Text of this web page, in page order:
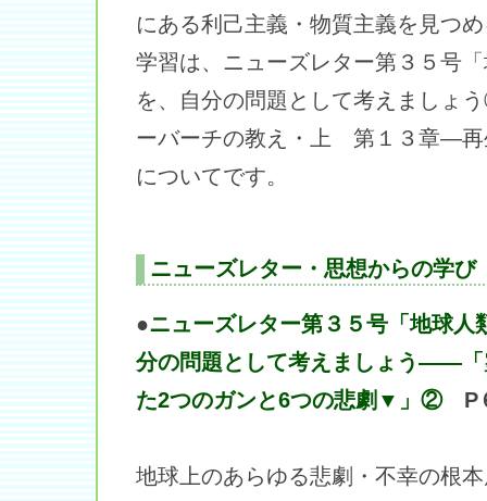
にある利己主義・物質主義を見つ
学習は、ニューズレター第３５号
を、自分の問題として考えましょ
ーバーチの教え・上 第１３章―再
についてです。
ニューズレター・思想からの学び
●ニューズレター第３５号「地球人
分の問題として考えましょう――「
た2つのガンと6つの悲劇▼」②P
地球上のあらゆる悲劇・不幸の根